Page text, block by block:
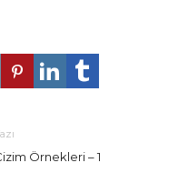
Örnekleri – 1